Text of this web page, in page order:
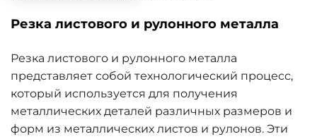
Резка листового и рулонного металла
Резка листового и рулонного металла
представляет собой технологический процесс,
который используется для получения
металлических деталей различных размеров и
форм из металлических листов и рулонов. Эти